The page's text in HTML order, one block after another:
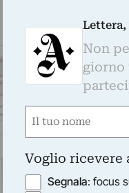
Non
giorno
Nome
Voglio ricevere
Segnala: focus